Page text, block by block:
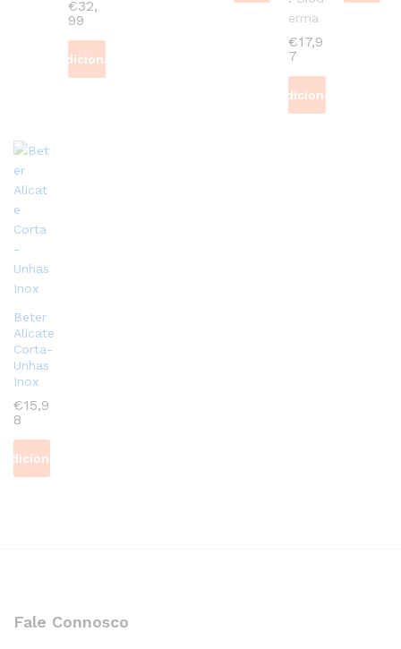
€32,
99
Adicionar
erma
€17,9
7
Adicionar
Beter
Alicate
Corta-
Unhas
Inox
€15,9
8
Adicionar
Fale Connosco